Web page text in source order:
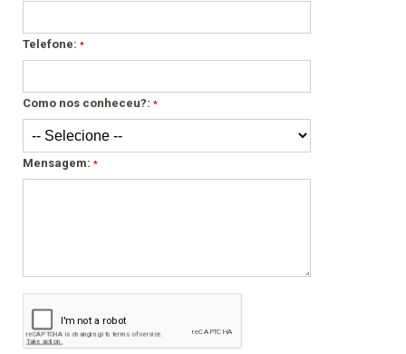
Telefone: *
Como nos conheceu?: *
Mensagem: *